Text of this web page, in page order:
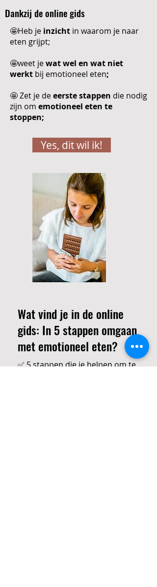
Dankzij de online gids
🤩Heb je inzicht in waarom je naar
eten grijpt;
🤩weet jewat wel en wat niet
werkt bij emotioneel eten;
🤩 Zet je deeerste stappen die nodig
zijn om emotioneel eten te
stoppen;
Yes, dit wil ik!
Wat vind je in de online
gids: In 5 stappen omgaan
met emotioneel eten?
✅ 5 stappen die je helpen om te